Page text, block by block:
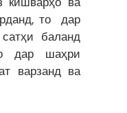
то дар
баланд
дар шаҳри
варзанд ва